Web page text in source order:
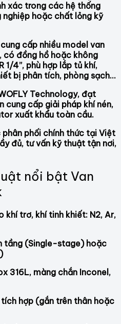
xác trong các hệ thống
hoặc chất lỏng kỹ
cấp nhiều model van
có đồng hồ hoặc không
1/4”, phù hợp lắp tủ khí,
bị phân tích, phòng sạch…
Technology, đạt
cung cấp giải pháp khí nén,
xuất khẩu toàn cầu.
phối chính thức tại Việt
đủ, tư vấn kỹ thuật tận nơi,
nổi bật Van
khí trơ, khí tinh khiết: N2, Ar,
tầng (Single-stage) hoặc
316L, màng chắn Inconel,
hợp (gắn trên thân hoặc